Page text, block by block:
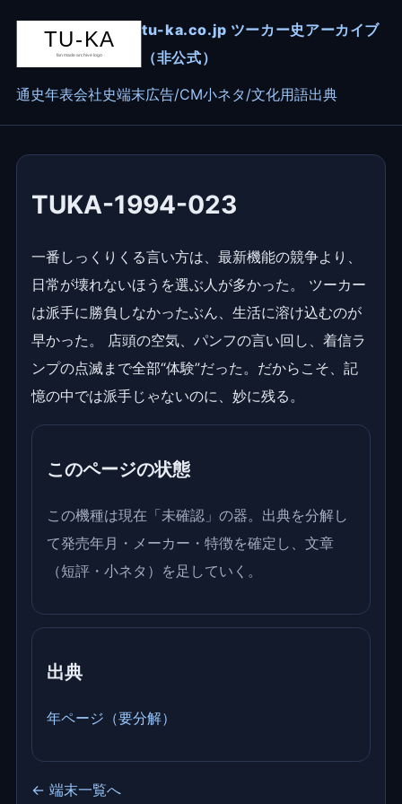
tu-ka.co.jp ツーカー史アーカイブ
（非公式）
通史年表会社史端末広告/CM小ネタ/文化用語出典
TUKA-1994-023
一番しっくりくる言い方は、最新機能の競争より、
日常が壊れないほうを選ぶ人が多かった。 ツーカー
は派手に勝負しなかったぶん、生活に溶け込むのが
早かった。 店頭の空気、パンフの言い回し、着信ラ
ンプの点滅まで全部“体験”だった。だからこそ、記
憶の中では派手じゃないのに、妙に残る。
このページの状態
この機種は現在「未確認」の器。出典を分解し
て発売年月・メーカー・特徴を確定し、文章
（短評・小ネタ）を足していく。
出典
年ページ（要分解）
← 端末一覧へ